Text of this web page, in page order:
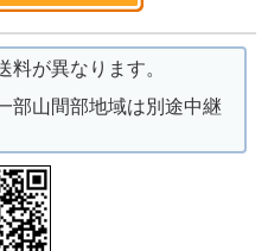
が異なります。
部山間部地域は別途中継